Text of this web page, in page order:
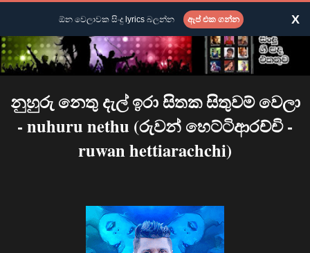
නුහුරු නෙතු දැල් ඉරා සිතක සිතුවම් වෙලා
- nuhuru nethu (රුවන් හෙට්ටිආරච්චි -
ruwan hettiarachchi)
ඕන වෙලාවක සිංදු lyrics බලන්න ඇප් එක ගන්න X